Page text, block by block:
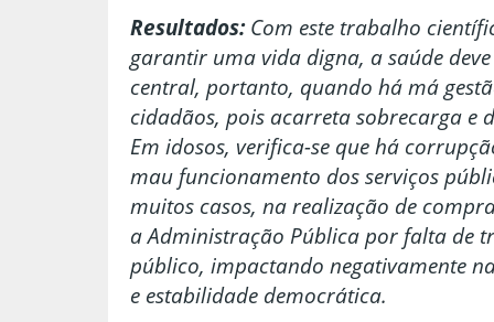
Resultados:Com este trabalho
garantir uma vida digna, a saúde
central, portanto, quando há má
cidadãos, pois acarreta sobrecarga e
Em idosos, verifica-se que há
mau funcionamento dos serviços
muitos casos, na realização de
a Administração Pública por falta de
público, impactando negativamente
e estabilidade democrática.